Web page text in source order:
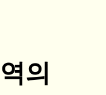
의